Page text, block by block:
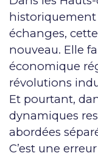
historiquement
échanges,
nouveau. Elle
économique
révolutions
Et pourtant,
dynamiques
abordées
C’est une